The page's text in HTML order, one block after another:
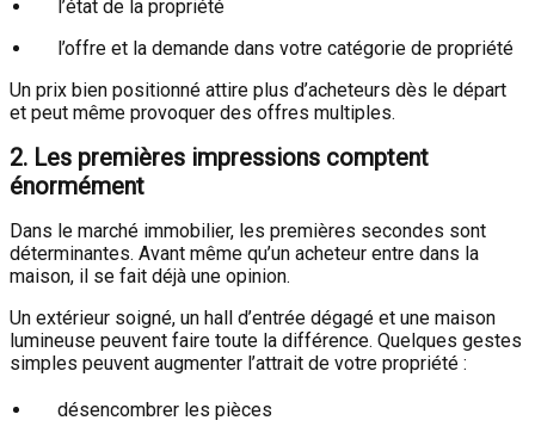
l’état de la propriété
l’offre et la demande dans votre catégorie de propriété
Un prix bien positionné attire plus d’acheteurs dès le départ
et peut même provoquer des offres multiples.
2. Les premières impressions comptent
énormément
Dans le marché immobilier, les premières secondes sont
déterminantes. Avant même qu’un acheteur entre dans la
maison, il se fait déjà une opinion.
Un extérieur soigné, un hall d’entrée dégagé et une maison
lumineuse peuvent faire toute la différence. Quelques gestes
simples peuvent augmenter l’attrait de votre propriété :
désencombrer les pièces